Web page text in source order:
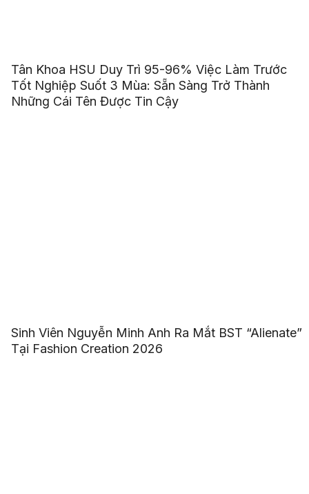
Tân Khoa HSU Duy Trì 95-96% Việc Làm Trước
Tốt Nghiệp Suốt 3 Mùa: Sẵn Sàng Trở Thành
Những Cái Tên Được Tin Cậy
Sinh Viên Nguyễn Minh Anh Ra Mắt BST “Alienate”
Tại Fashion Creation 2026